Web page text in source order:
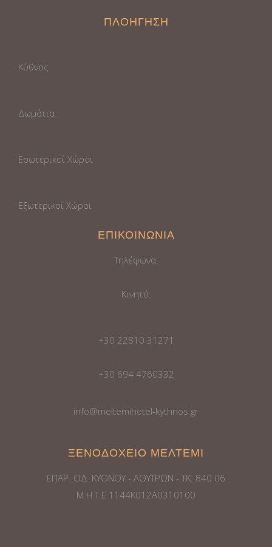
ΠΛΟΗΓΗΣΗ
Κύθνος
Δωμάτια
Εσωτερικοί Χώροι
Εξωτερικοί Χώροι
ΕΠΙΚΟΙΝΩΝΙΑ
Τηλέφωνα:
Κινητό:
+30 22810 31271
+30 694 4760332
info@meltemihotel-kythnos.gr
ΞΕΝΟΔΟΧΕΙΟ ΜΕΛΤΕΜΙ
ΕΠΑΡ. ΟΔ. ΚΥΘΝΟΥ - ΛΟΥΤΡΩΝ - ΤΚ: 840 06
Μ.Η.Τ.Ε 1144Κ012Α0310100